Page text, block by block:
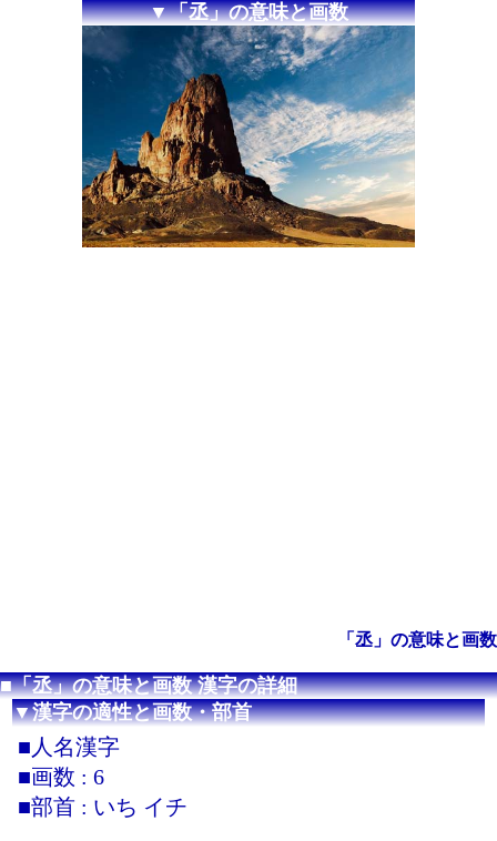
▼「丞」の意味と画数
「丞」の意味と画数
■「丞」の意味と画数 漢字の詳細
▼漢字の適性と画数・部首
■人名漢字
■画数 : 6
■部首 : いち イチ